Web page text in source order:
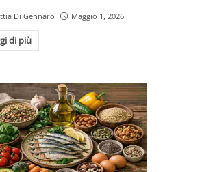
Di Gennaro Maggio 1, 2026
di più